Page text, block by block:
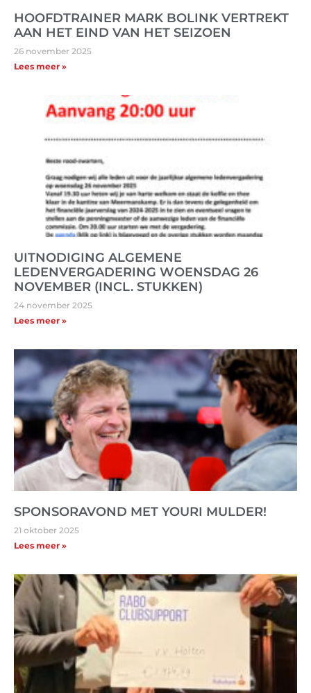
HOOFDTRAINER MARK BOLINK VERTREKT
AAN HET EIND VAN HET SEIZOEN
26 november 2025
Lees meer »
UITNODIGING ALGEMENE
LEDENVERGADERING WOENSDAG 26
NOVEMBER (INCL. STUKKEN)
24 november 2025
Lees meer »
SPONSORAVOND MET YOURI MULDER!
21 oktober 2025
Lees meer »